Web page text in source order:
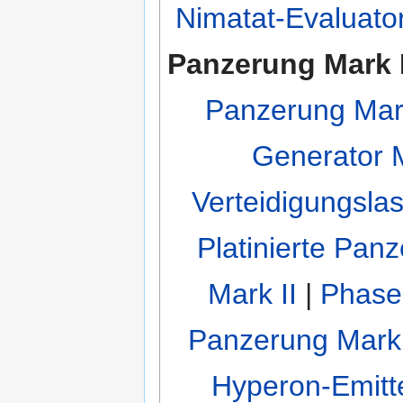
Nimatat-
Panzerung Mark
Panzerung
Generator
Platinierte
Mark II |
Panzerung
Hyperon-